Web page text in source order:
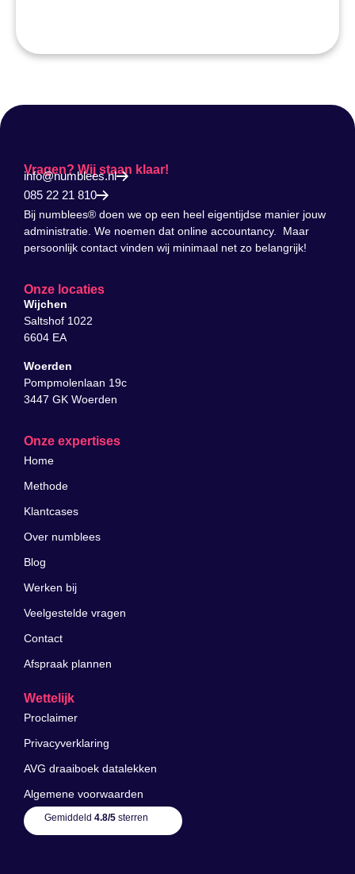
Vragen? Wij staan klaar!
info@numblees.nl
085 22 21 810
Bij numblees® doen we op een heel eigentijdse manier jouw
administratie. We noemen dat online accountancy. Maar
persoonlijk contact vinden wij minimaal net zo belangrijk!
Onze locaties
Wijchen
Saltshof 1022
6604 EA
Woerden
Pompmolenlaan 19c
3447 GK Woerden
Onze expertises
Home
Methode
Klantcases
Over numblees
Blog
Werken bij
Veelgestelde vragen
Contact
Afspraak plannen
Wettelijk
Proclaimer
Privacyverklaring
AVG draaiboek datalekken
Algemene voorwaarden
Gemiddeld 4.8/5 sterren